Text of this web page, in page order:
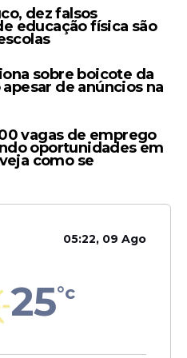
2026: Raquel
João Campos
empatados em
Veritá
2.010 eleitores do
de erro é de 2,5
dez falsos
educação física são
sobre boicote da
apesar de anúncios na
vagas de emprego
oportunidades em
como se
05:22, 09 Ago
25°c